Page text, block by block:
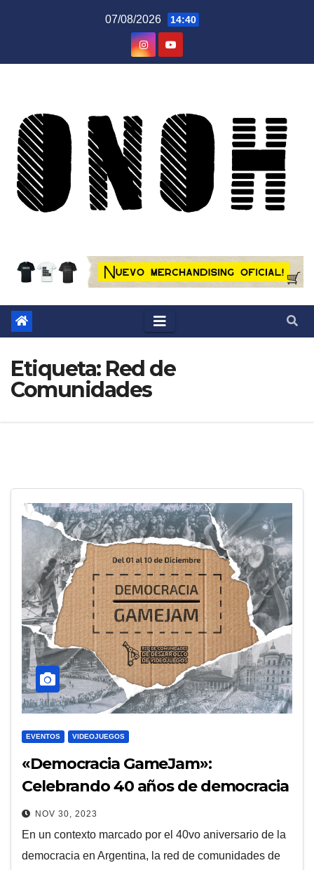
07/08/2026 14:40
Etiqueta: Red de
Comunidades
EVENTOS VIDEOJUEGOS
«Democracia GameJam»:
Celebrando 40 años de democracia
a través de los videojuegos
NOV 30, 2023
En un contexto marcado por el 40vo aniversario de la
democracia en Argentina, la red de comunidades de